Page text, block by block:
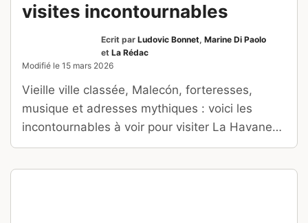
visites incontournables
Ecrit par Ludovic Bonnet, Marine Di Paolo
et La Rédac
Modifié le 15 mars 2026
Vieille ville classée, Malecón, forteresses,
musique et adresses mythiques : voici les
incontournables à voir pour visiter La Havane
sans rien manquer.